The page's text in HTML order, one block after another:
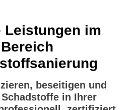
Leistungen im
Bereich
beseitigen und
in Ihrer